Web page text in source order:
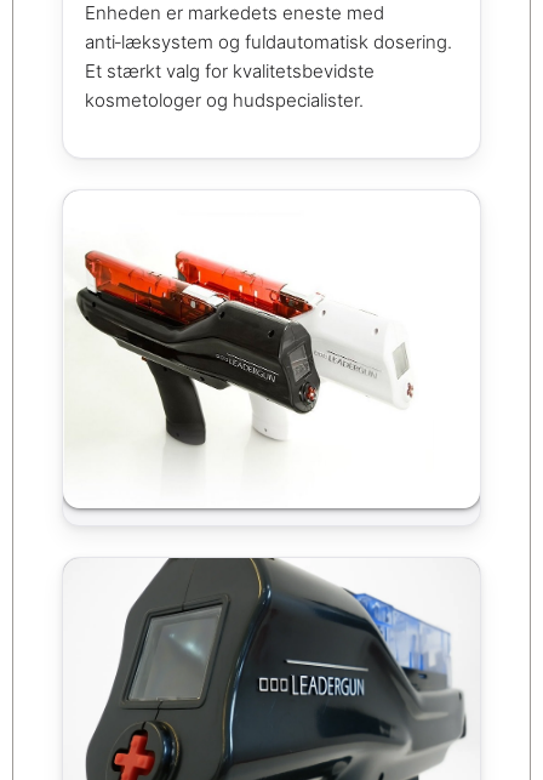
Enheden er markedets eneste med
anti‑læksystem og fuldautomatisk dosering.
Et stærkt valg for kvalitetsbevidste
kosmetologer og hudspecialister.